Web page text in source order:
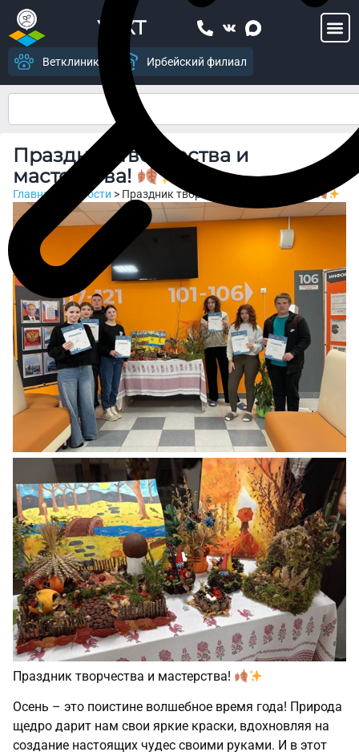
УСХТ
Ветклиника Ирбейский филиал
Праздник творчества и
мастерства!
Главная Новости > Праздник творчества и мастерства!
Праздник творчества и мастерства!
Осень – это поистине волшебное время года! Природа
щедро дарит нам свои яркие краски, вдохновляя на
создание настоящих чудес своими руками. И в этот